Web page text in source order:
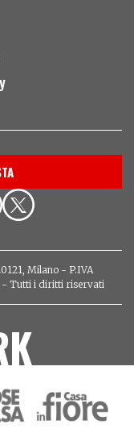
Milano - P.IVA
- Tutti i diritti riservati